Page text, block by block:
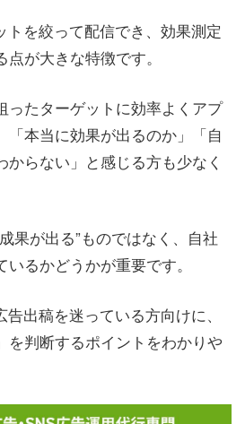
トを絞って配信でき、効果測定
が大きな特徴です。
ったターゲットに効率よくアプ
「本当に効果が出るのか」「自
らない」と感じる方も少なく
果が出る”ものではなく、自社
るかどうかが重要です。
出稿を迷っている方向けに、
を判断するポイントをわかりや